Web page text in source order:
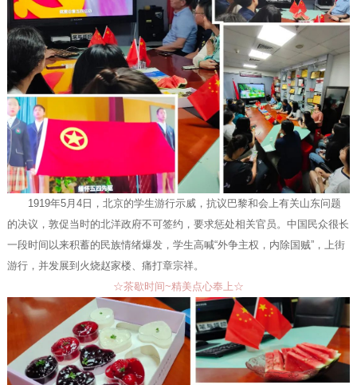
1919年5月4日，北京的学生游行示威，抗议巴黎和会上有关山东问题
的决议，敦促当时的北洋政府不可签约，要求惩处相关官员。中国民众很长
一段时间以来积蓄的民族情绪爆发，学生高喊“外争主权，内除国贼”，上街
游行，并发展到火烧赵家楼、痛打章宗祥。
☆茶歇时间~精美点心奉上☆